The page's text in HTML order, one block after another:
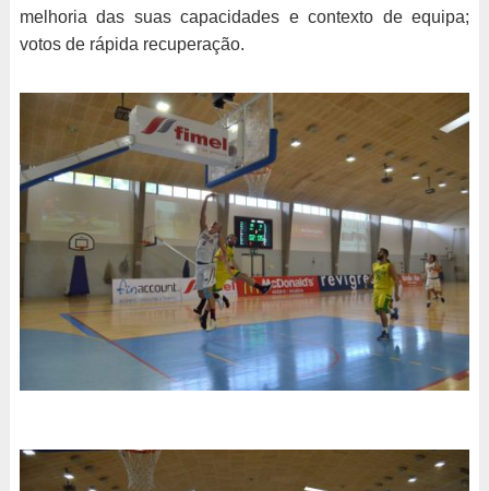
melhoria das suas capacidades e contexto de equipa;
votos de rápida recuperação.